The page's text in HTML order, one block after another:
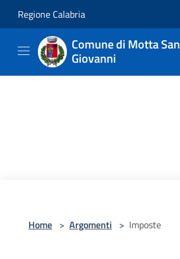
Regione Calabria
Comune di Motta San
Giovanni
Home > Argomenti > Imposte